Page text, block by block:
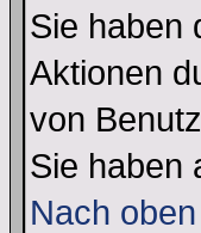
Sie haben
Aktionen
von
Sie haben
Nach oben